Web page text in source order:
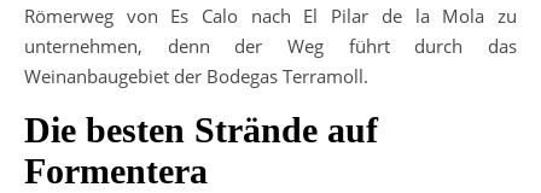
Römerweg von Es Calo nach El Pilar de la Mola zu
unternehmen, denn der Weg führt durch das
Weinanbaugebiet der Bodegas Terramoll.
Die besten Strände auf
Formentera